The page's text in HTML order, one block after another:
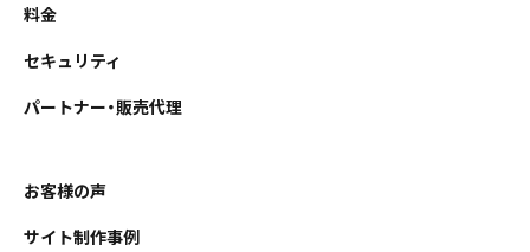
料金
セキュリティ
パートナー・販売代理
お客様の声
サイト制作事例